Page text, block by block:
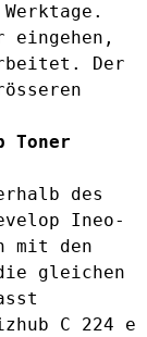
eingehen,
Der
Toner
des
Ineo-
mit den
gleichen
C 224 e